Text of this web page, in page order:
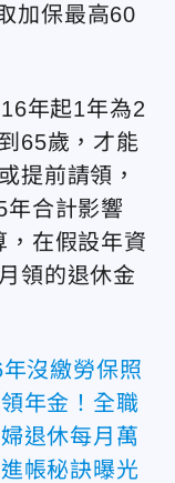
加保最高60
年起1年為2
65歲，才能
提前請領，
年合計影響
，在假設年資
領的退休金
沒繳勞保照
年金！全職
退休每月萬
帳秘訣曝光